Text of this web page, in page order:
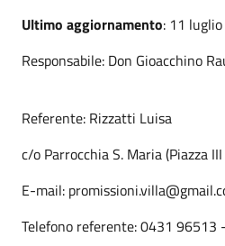
Ultimo aggiornamento: 11
Responsabile: Don
Referente: Rizzatti Luisa
c/o Parrocchia S. Maria (Piazza
E-mail:
Telefono referente: 0431